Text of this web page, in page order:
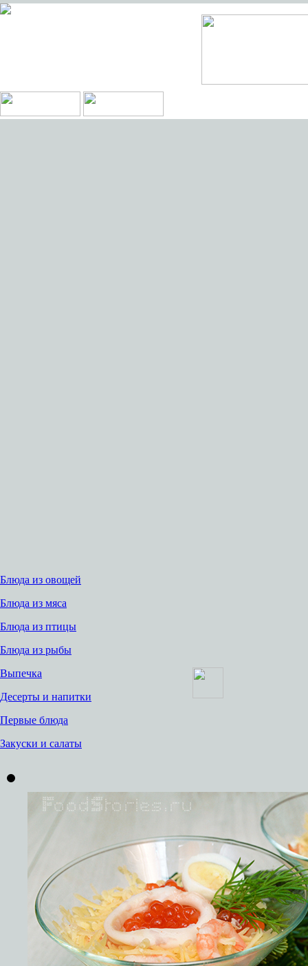
Блюда из овощей
Блюда из мяса
Блюда из птицы
Блюда из рыбы
Выпечка
Десерты и напитки
Первые блюда
Закуски и салаты